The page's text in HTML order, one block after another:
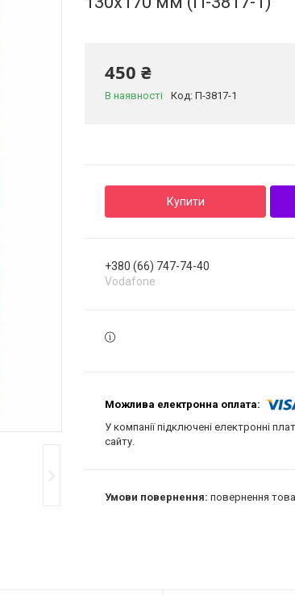
450 ₴
В наявності Код: П-3817-1
Купити
+380 (66) 747-74-40
Vodafone
У компанії підключені електронні
сайту.
повернення